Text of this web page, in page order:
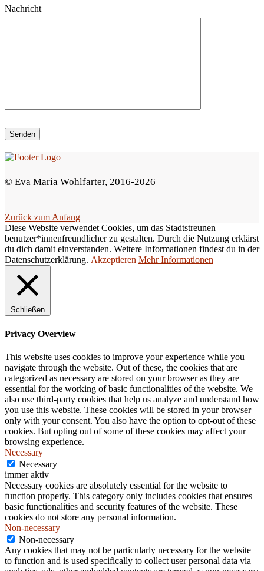
s
e
s
e
l
l
e
e
Nachricht
© Eva Maria Wohlfarter, 2016-2026
Zurück zum Anfang
Diese Website verwendet Cookies, um das Stadtstreunen
benutzer*innenfreundlicher zu gestalten. Durch die Nutzung erklärst
du dich damit einverstanden. Weitere Informationen findest du in der
Datenschutzerklärung. Akzeptieren Mehr Informationen
Schließen
Privacy Overview
This website uses cookies to improve your experience while you
navigate through the website. Out of these, the cookies that are
categorized as necessary are stored on your browser as they are
essential for the working of basic functionalities of the website. We
also use third-party cookies that help us analyze and understand how
you use this website. These cookies will be stored in your browser
only with your consent. You also have the option to opt-out of these
cookies. But opting out of some of these cookies may affect your
browsing experience.
Necessary
Necessary
immer aktiv
Necessary cookies are absolutely essential for the website to
function properly. This category only includes cookies that ensures
basic functionalities and security features of the website. These
cookies do not store any personal information.
Non-necessary
Non-necessary
Any cookies that may not be particularly necessary for the website
to function and is used specifically to collect user personal data via